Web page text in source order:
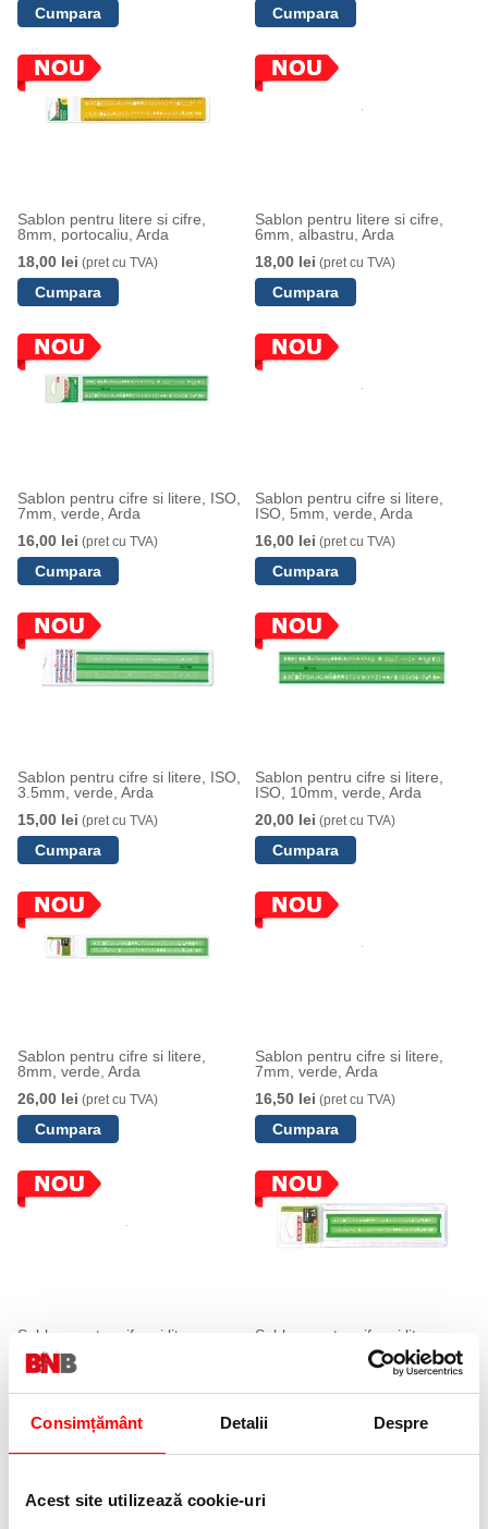
Consimțământ Detalii Despre
Acest site utilizează cookie-uri
Sablon pentru litere si cifre,
8mm, portocaliu, Arda
18,00 lei (pret cu TVA)
Sablon pentru litere si cifre,
6mm, albastru, Arda
18,00 lei (pret cu TVA)
Sablon pentru cifre si litere, ISO,
7mm, verde, Arda
16,00 lei (pret cu TVA)
Sablon pentru cifre si litere,
ISO, 5mm, verde, Arda
16,00 lei (pret cu TVA)
Sablon pentru cifre si litere, ISO,
3.5mm, verde, Arda
15,00 lei (pret cu TVA)
Sablon pentru cifre si litere,
ISO, 10mm, verde, Arda
20,00 lei (pret cu TVA)
Sablon pentru cifre si litere,
8mm, verde, Arda
26,00 lei (pret cu TVA)
Sablon pentru cifre si litere,
7mm, verde, Arda
16,50 lei (pret cu TVA)
Sablon pentru cifre si litere,
5mm, verde, Arda
17,50 lei
Sablon pentru cifre si litere,
4mm, verde, Arda
(pret cu TVA)